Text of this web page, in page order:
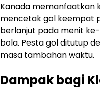
Kanada memanfaatkan
mencetak gol keempat
berlanjut pada menit
bola. Pesta gol ditutup
masa tambahan waktu.
Dampak bagi